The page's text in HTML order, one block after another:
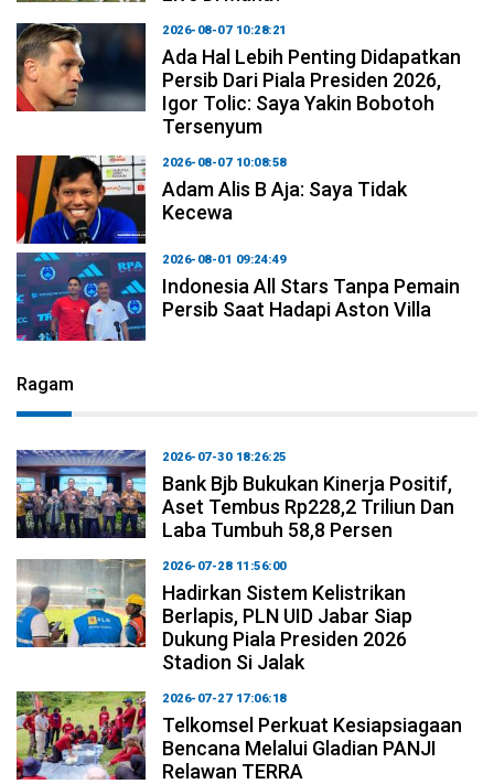
2026-08-07 10:28:21
Ada Hal Lebih Penting Didapatkan
Persib Dari Piala Presiden 2026,
Igor Tolic: Saya Yakin Bobotoh
Tersenyum
2026-08-07 10:08:58
Adam Alis B Aja: Saya Tidak
Kecewa
2026-08-01 09:24:49
Indonesia All Stars Tanpa Pemain
Persib Saat Hadapi Aston Villa
Ragam
2026-07-30 18:26:25
Bank Bjb Bukukan Kinerja Positif,
Aset Tembus Rp228,2 Triliun Dan
Laba Tumbuh 58,8 Persen
2026-07-28 11:56:00
Hadirkan Sistem Kelistrikan
Berlapis, PLN UID Jabar Siap
Dukung Piala Presiden 2026
Stadion Si Jalak
2026-07-27 17:06:18
Telkomsel Perkuat Kesiapsiagaan
Bencana Melalui Gladian PANJI
Relawan TERRA